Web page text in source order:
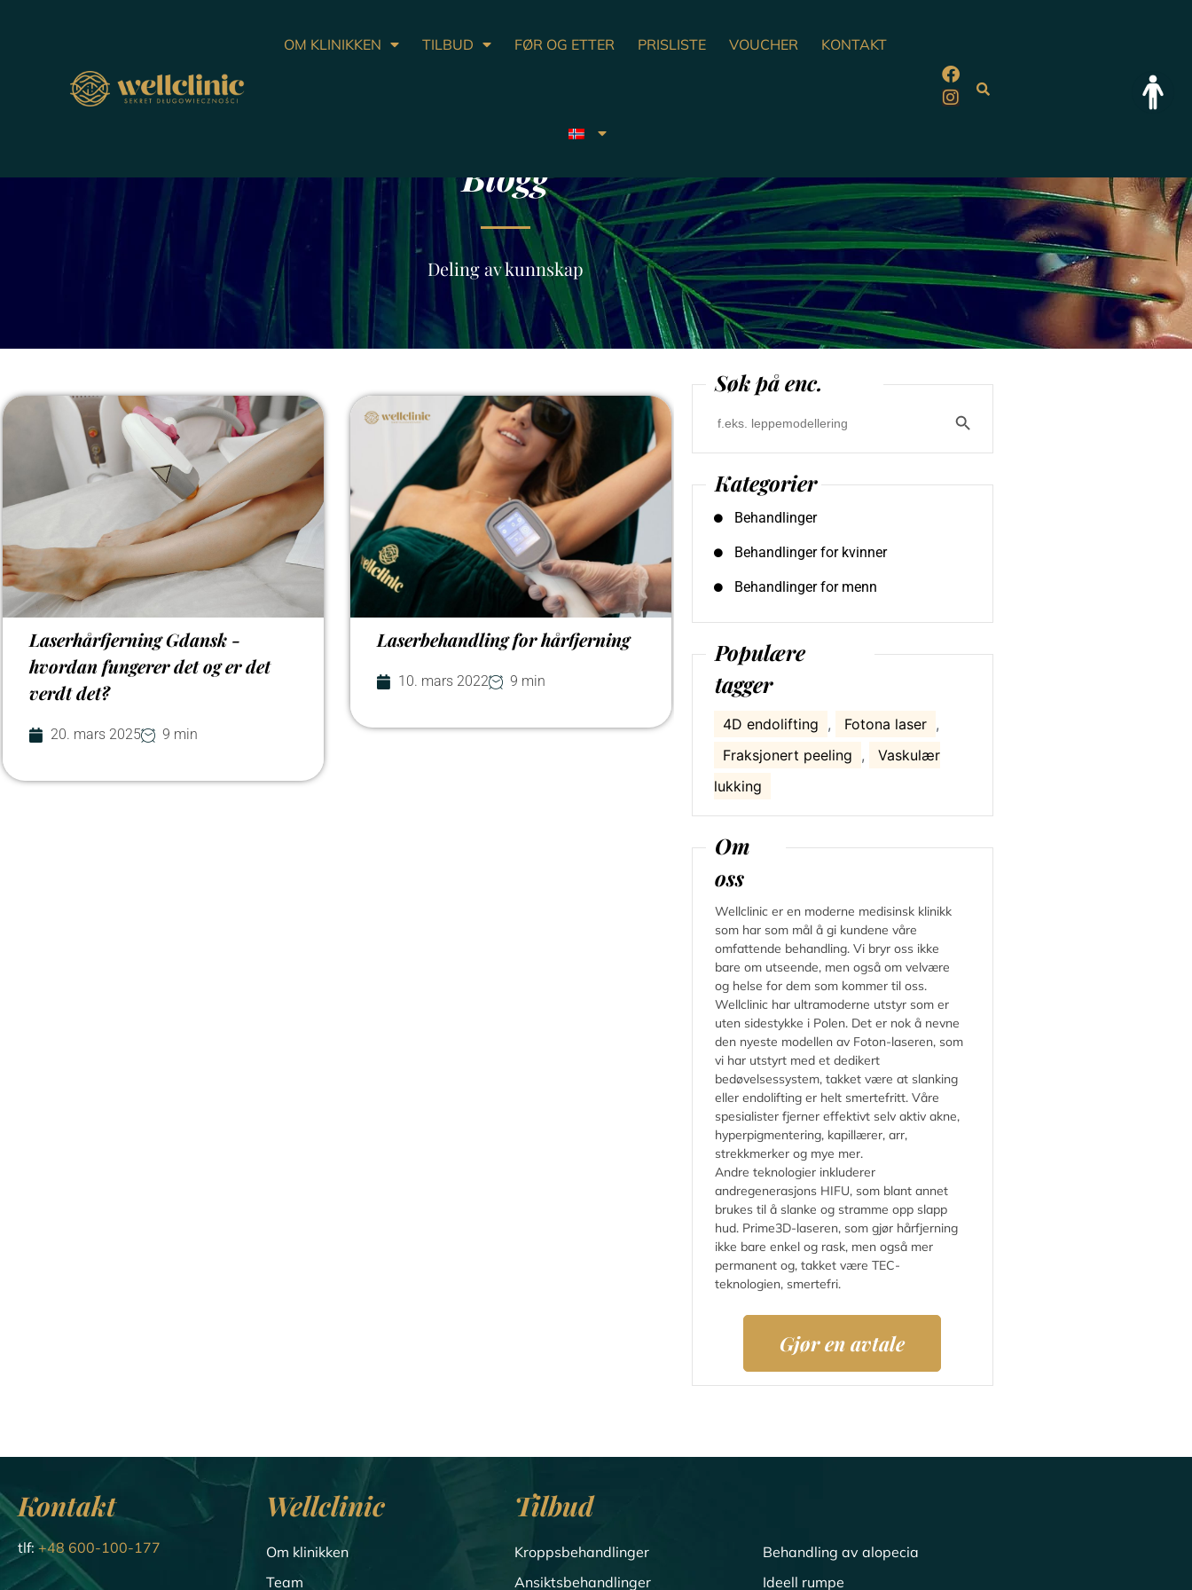
OM KLINIKKEN TILBUD FØR OG ETTER PRISLISTE VOUCHER KONTAKT
Blogg
Deling av kunnskap
Laserhårfjerning Gdansk -
hvordan fungerer det og er det
verdt det?
20. mars 2025 9 min
Laserbehandling for hårfjerning
10. mars 2022 9 min
Søk på enc.
for:
Kategorier
Behandlinger
Behandlinger for kvinner
Behandlinger for menn
Populære
tagger
4D endolifting , Fotona laser ,
Fraksjonert peeling ,
Vaskulær
lukking
Om
oss
Wellclinic er en moderne medisinsk klinikk
som har som mål å gi kundene våre
omfattende behandling. Vi bryr oss ikke
bare om utseende, men også om velvære
og helse for dem som kommer til oss.
Wellclinic har ultramoderne utstyr som er
uten sidestykke i Polen. Det er nok å nevne
den nyeste modellen av Foton-laseren, som
vi har utstyrt med et dedikert
bedøvelsessystem, takket være at slanking
eller endolifting er helt smertefritt. Våre
spesialister fjerner effektivt selv aktiv akne,
hyperpigmentering, kapillærer, arr,
strekkmerker og mye mer.
Andre teknologier inkluderer
andregenerasjons HIFU, som blant annet
brukes til å slanke og stramme opp slapp
hud. Prime3D-laseren, som gjør hårfjerning
ikke bare enkel og rask, men også mer
permanent og, takket være TEC-
teknologien, smertefri.
Gjør en avtale
Kontakt
tlf:+48 600-100-177
Wellclinic
Om klinikken
Team
Tilbud
Kroppsbehandlinger
Ansiktsbehandlinger
Behandling av alopecia
Ideell rumpe